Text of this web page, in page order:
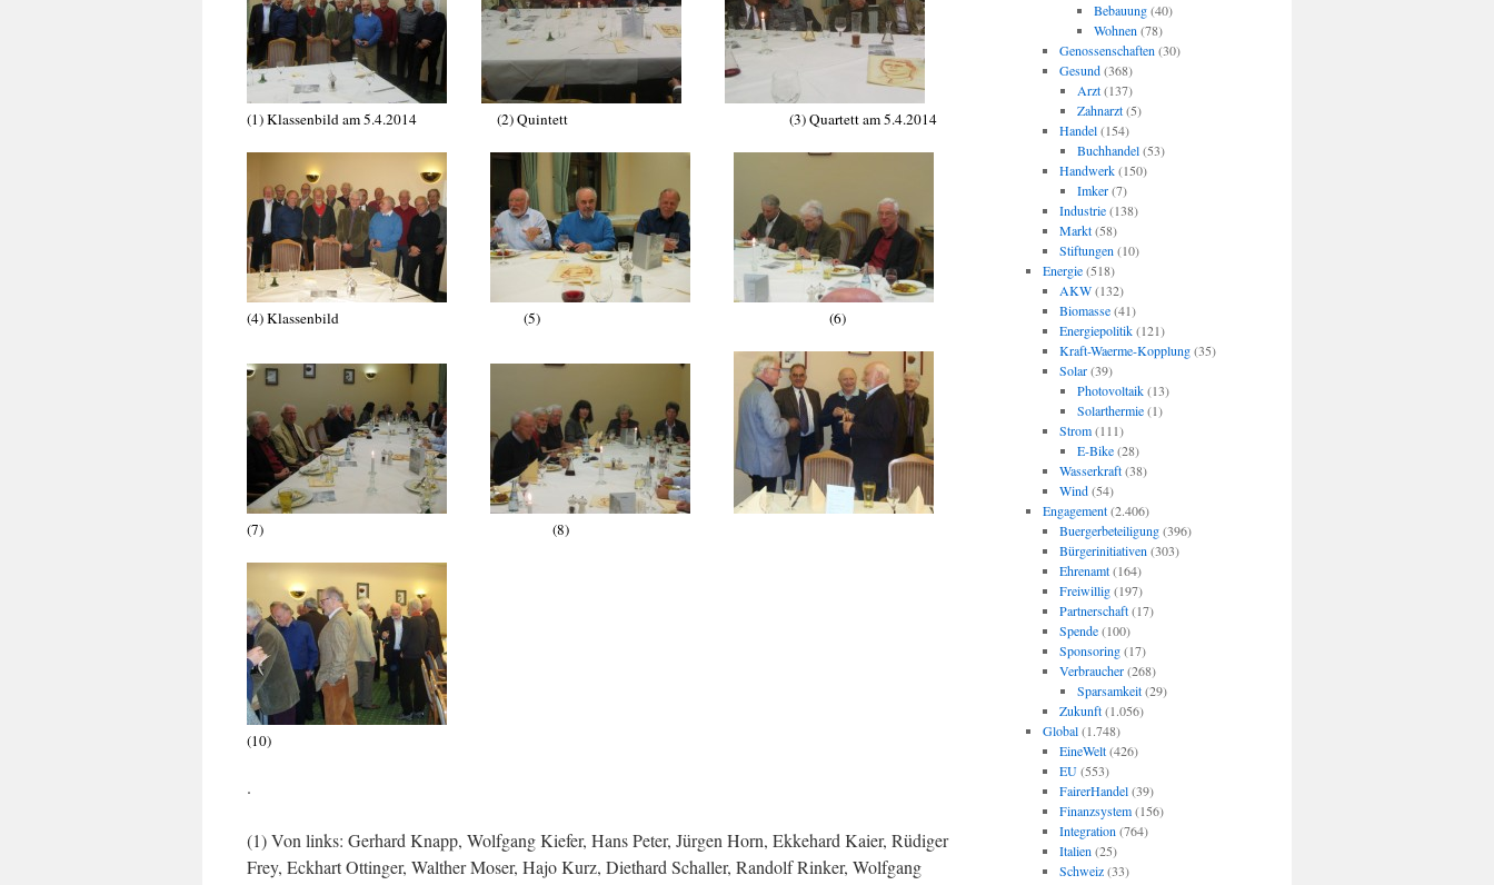
(1) Klassenbild am 5.4.2014 (2) Quintett (3) Quartett am 5.4.2014
(4) Klassenbild (5) (6)
(7) (8)
(10)
.
(1) Von links: Gerhard Knapp, Wolfgang Kiefer, Hans Peter, Jürgen Horn, Ekkehard Kaier, Rüdiger
Frey, Eckhart Ottinger, Walther Moser, Hajo Kurz, Diethard Schaller, Randolf Rinker, Wolfgang
Bebauung(40)
Wohnen (78)
Genossenschaften (30)
Gesund(368)
Arzt(137)
Zahnarzt(5)
Handel(154)
Buchhandel(53)
Handwerk(150)
Imker(7)
Industrie(138)
Markt(58)
Stiftungen (10)
Energie(518)
AKW(132)
Biomasse(41)
Energiepolitik(121)
Kraft-Waerme-Kopplung(35)
Solar(39)
Photovoltaik(13)
Solarthermie(1)
Strom(111)
E-Bike(28)
Wasserkraft(38)
Wind(54)
Engagement(2.406)
Buergerbeteiligung(396)
Bürgerinitiativen (303)
Ehrenamt(164)
Freiwillig(197)
Partnerschaft(17)
Spende(100)
Sponsoring(17)
Verbraucher(268)
Sparsamkeit(29)
Zukunft(1.056)
Global(1.748)
EineWelt(426)
EU(553)
FairerHandel(39)
Finanzsystem(156)
Integration (764)
Italien (25)
Schweiz(33)